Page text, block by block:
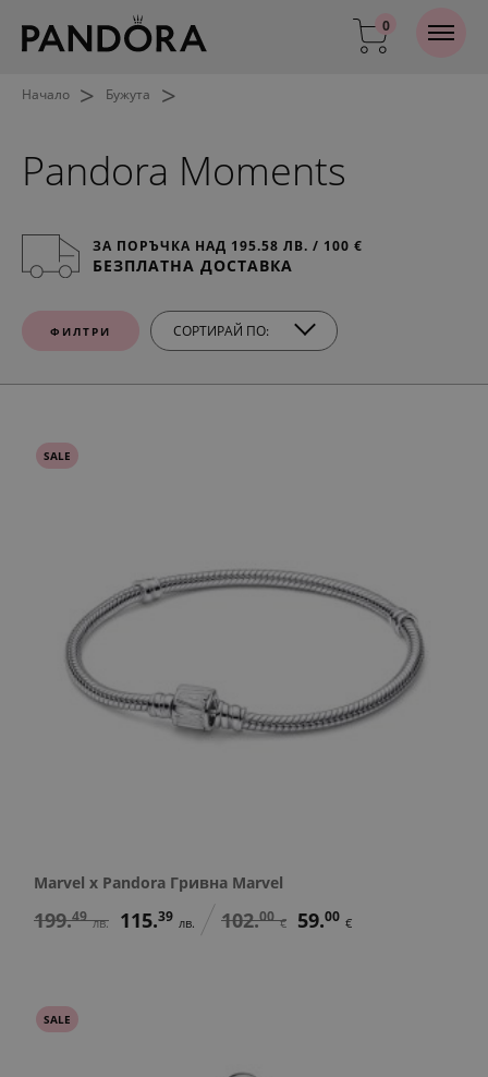
0
Начало > Бужута >
Pandora Moments
ЗА ПОРЪЧКА НАД 195.58 ЛВ. / 100 €
БЕЗПЛАТНА ДОСТАВКА
ФИЛТРИ СОРТИРАЙ ПО:
SALE
Marvel x Pandora Гривна Marvel
199.49 лв. 115.39 лв. 102.00 € 59.00 €
SALE